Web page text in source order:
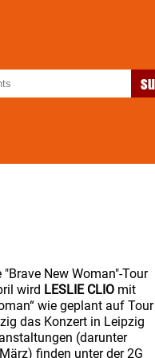
New Woman"-Tour
wird LESLIE CLIO mit
wie geplant auf Tour
das Konzert in Leipzig
(darunter
finden unter der 2G